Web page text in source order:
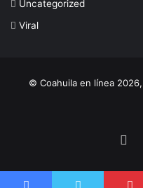
Uncategorized
Viral
© Coahuila en línea